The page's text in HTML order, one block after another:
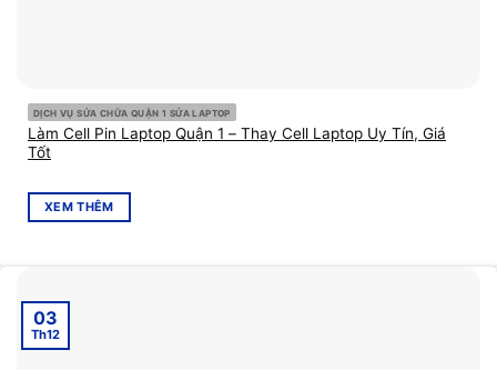
DỊCH VỤ SỬA CHỮA QUẬN 1 SỬA LAPTOP
Làm Cell Pin Laptop Quận 1 – Thay Cell Laptop Uy Tín, Giá
Tốt
XEM THÊM
03
Th12